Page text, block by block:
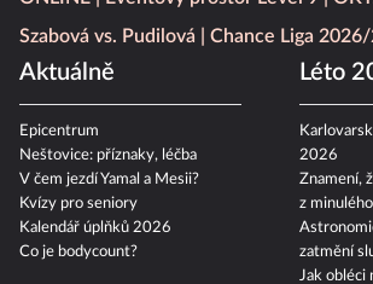
Szabová vs. Pudilová
Chance Liga
Aktuálně
Epicentrum
Neštovice: příznaky, léčba
V čem jezdí Yamal a Mesii?
Kvízy pro seniory
Kalendář úplňků 2026
Co je bodycount?
Léto
2026
Znamení,
z
zatmění
Jak obléci